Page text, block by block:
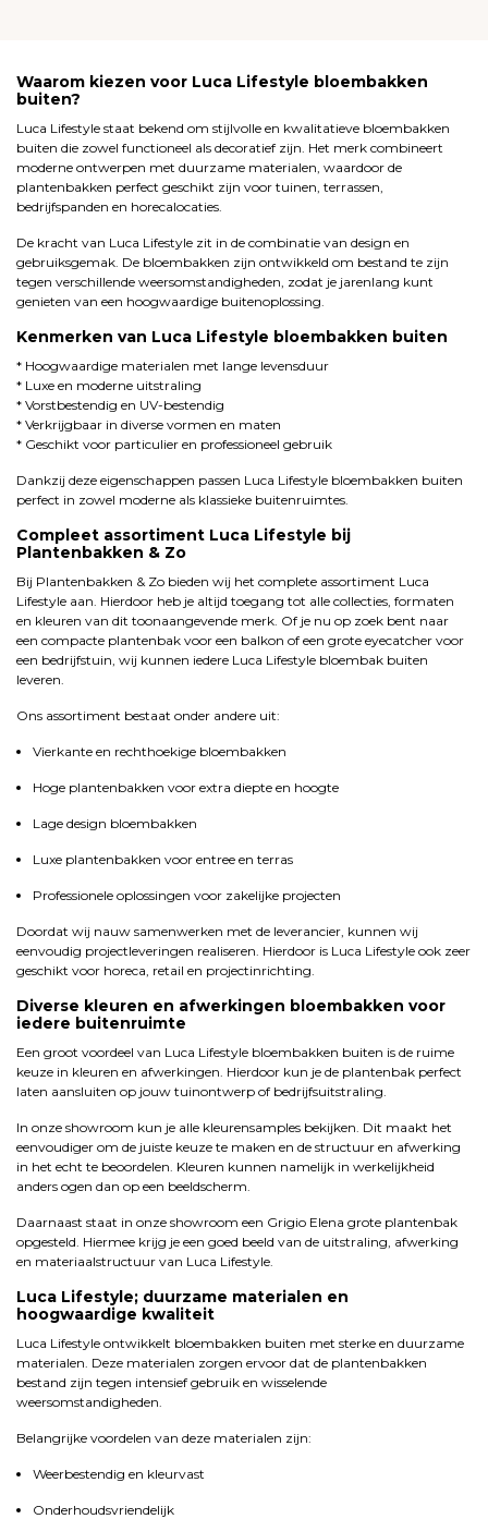
Waarom kiezen voor Luca Lifestyle bloembakken
buiten?
Luca Lifestyle staat bekend om stijlvolle en kwalitatieve bloembakken
buiten die zowel functioneel als decoratief zijn. Het merk combineert
moderne ontwerpen met duurzame materialen, waardoor de
plantenbakken perfect geschikt zijn voor tuinen, terrassen,
bedrijfspanden en horecalocaties.
De kracht van Luca Lifestyle zit in de combinatie van design en
gebruiksgemak. De bloembakken zijn ontwikkeld om bestand te zijn
tegen verschillende weersomstandigheden, zodat je jarenlang kunt
genieten van een hoogwaardige buitenoplossing.
Kenmerken van Luca Lifestyle bloembakken buiten
* Hoogwaardige materialen met lange levensduur
* Luxe en moderne uitstraling
* Vorstbestendig en UV-bestendig
* Verkrijgbaar in diverse vormen en maten
* Geschikt voor particulier en professioneel gebruik
Dankzij deze eigenschappen passen Luca Lifestyle bloembakken buiten
perfect in zowel moderne als klassieke buitenruimtes.
Compleet assortiment Luca Lifestyle bij
Plantenbakken & Zo
Bij Plantenbakken & Zo bieden wij het complete assortiment Luca
Lifestyle aan. Hierdoor heb je altijd toegang tot alle collecties, formaten
en kleuren van dit toonaangevende merk. Of je nu op zoek bent naar
een compacte plantenbak voor een balkon of een grote eyecatcher voor
een bedrijfstuin, wij kunnen iedere Luca Lifestyle bloembak buiten
leveren.
Ons assortiment bestaat onder andere uit:
Vierkante en rechthoekige bloembakken
Hoge plantenbakken voor extra diepte en hoogte
Lage design bloembakken
Luxe plantenbakken voor entree en terras
Professionele oplossingen voor zakelijke projecten
Doordat wij nauw samenwerken met de leverancier, kunnen wij
eenvoudig projectleveringen realiseren. Hierdoor is Luca Lifestyle ook zeer
geschikt voor horeca, retail en projectinrichting.
Diverse kleuren en afwerkingen bloembakken voor
iedere buitenruimte
Een groot voordeel van Luca Lifestyle bloembakken buiten is de ruime
keuze in kleuren en afwerkingen. Hierdoor kun je de plantenbak perfect
laten aansluiten op jouw tuinontwerp of bedrijfsuitstraling.
In onze showroom kun je alle kleurensamples bekijken. Dit maakt het
eenvoudiger om de juiste keuze te maken en de structuur en afwerking
in het echt te beoordelen. Kleuren kunnen namelijk in werkelijkheid
anders ogen dan op een beeldscherm.
Daarnaast staat in onze showroom een Grigio Elena grote plantenbak
opgesteld. Hiermee krijg je een goed beeld van de uitstraling, afwerking
en materiaalstructuur van Luca Lifestyle.
Luca Lifestyle; duurzame materialen en
hoogwaardige kwaliteit
Luca Lifestyle ontwikkelt bloembakken buiten met sterke en duurzame
materialen. Deze materialen zorgen ervoor dat de plantenbakken
bestand zijn tegen intensief gebruik en wisselende
weersomstandigheden.
Belangrijke voordelen van deze materialen zijn:
Weerbestendig en kleurvast
Onderhoudsvriendelijk